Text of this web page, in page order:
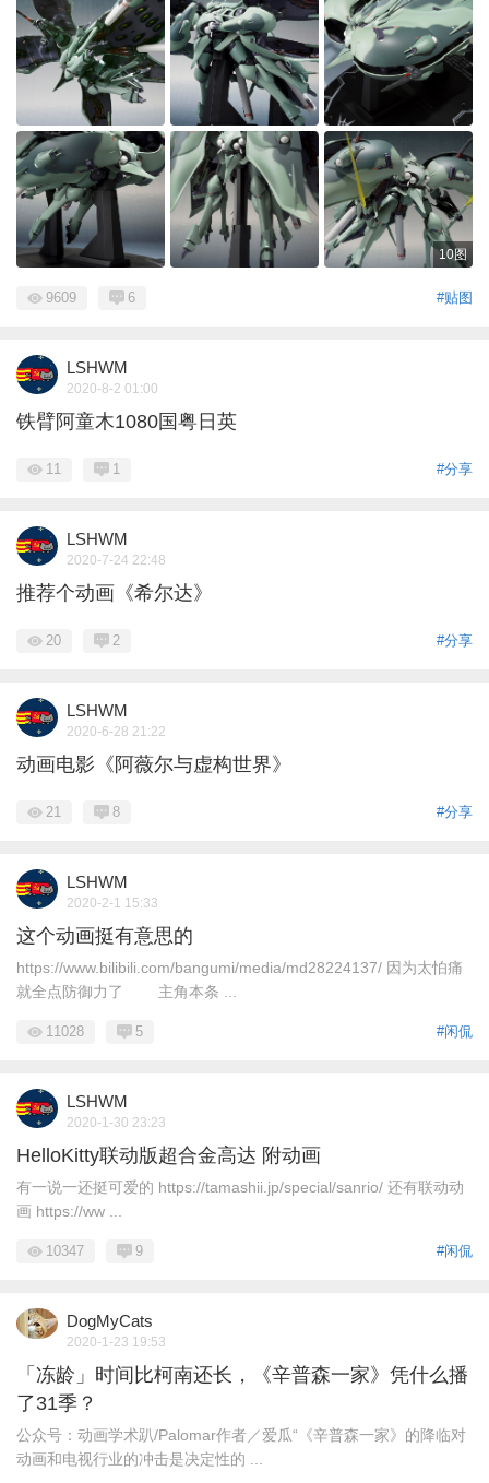
10图
#贴图
9609 6
LSHWM
2020-8-2 01:00
铁臂阿童木1080国粤日英
#分享
11 1
LSHWM
2020-7-24 22:48
推荐个动画《希尔达》
#分享
20 2
LSHWM
2020-6-28 21:22
动画电影《阿薇尔与虚构世界》
#分享
21 8
LSHWM
2020-2-1 15:33
这个动画挺有意思的
https://www.bilibili.com/bangumi/media/md28224137/ 因为太怕痛
就全点防御力了 主角本条 ...
#闲侃
11028 5
LSHWM
2020-1-30 23:23
HelloKitty联动版超合金高达 附动画
有一说一还挺可爱的 https://tamashii.jp/special/sanrio/ 还有联动动
画 https://ww ...
#闲侃
10347 9
DogMyCats
2020-1-23 19:53
「冻龄」时间比柯南还长，《辛普森一家》凭什么播
了31季？
公众号：动画学术趴/Palomar作者／爱瓜“《辛普森一家》的降临对
动画和电视行业的冲击是决定性的 ...